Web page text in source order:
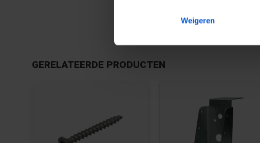
Weigeren
GERELATEERDE PRODUCTEN